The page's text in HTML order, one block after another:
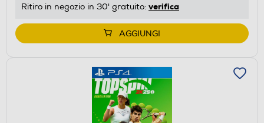
Ritiro in negozio in 30' gratuito: verifica
AGGIUNGI